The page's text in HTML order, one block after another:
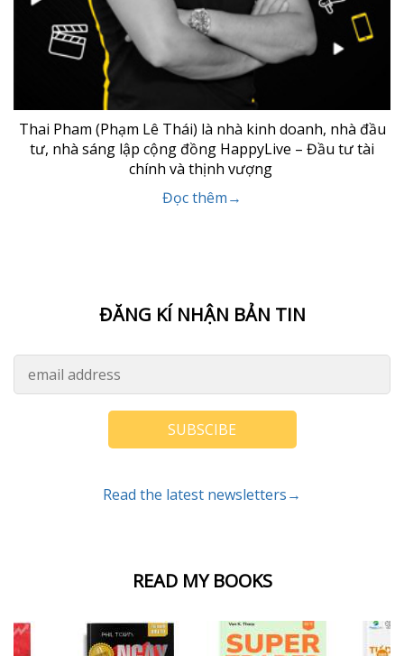
READ MY BOOKS
Thai Pham (Phạm Lê Thái) là nhà kinh doanh, nhà đầu
tư, nhà sáng lập cộng đồng HappyLive – Đầu tư tài
chính và thịnh vượng
Đọc thêm→
ĐĂNG KÍ NHẬN BẢN TIN
SUBSCIBE
Read the latest newsletters→